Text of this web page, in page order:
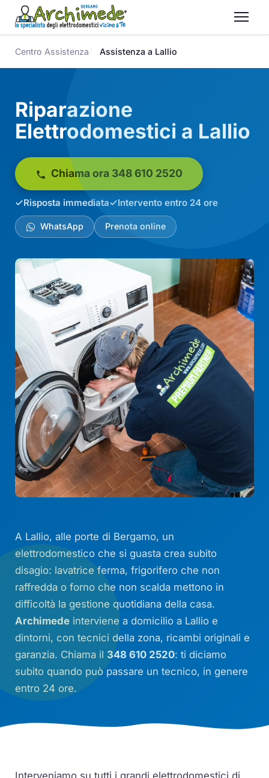
Centro Assistenza Assistenza a Lallio
Riparazione
Elettrodomestici a Lallio
Chiama ora 348 610 2520
Risposta immediata Intervento entro 24 ore
WhatsApp Prenota online
A Lallio, alle porte di Bergamo, un
elettrodomestico che si guasta crea subito
disagio: lavatrice ferma, frigorifero che non
raffredda o forno che non scalda mettono in
difficoltà la gestione quotidiana della casa.
Archimede interviene a domicilio a Lallio e
dintorni, con tecnici della zona, ricambi originali e
garanzia. Chiama il 348 610 2520: ti diciamo
subito quando può passare un tecnico, in genere
entro 24 ore.